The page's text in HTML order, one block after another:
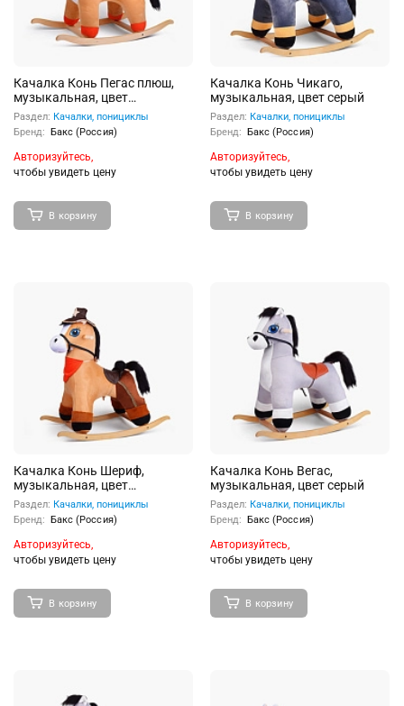
Качалка Конь Пегас плюш,
музыкальная, цвет
коричневый
Раздел: Качалки, понициклы
Бренд: Бакс (Россия)
Авторизуйтесь,
чтобы увидеть цену
В корзину
Качалка Конь Чикаго,
музыкальная, цвет серый
Раздел: Качалки, понициклы
Бренд: Бакс (Россия)
Авторизуйтесь,
чтобы увидеть цену
В корзину
Качалка Конь Шериф,
музыкальная, цвет
коричневый
Раздел: Качалки, понициклы
Бренд: Бакс (Россия)
Авторизуйтесь,
чтобы увидеть цену
В корзину
Качалка Конь Вегас,
музыкальная, цвет серый
Раздел: Качалки, понициклы
Бренд: Бакс (Россия)
Авторизуйтесь,
чтобы увидеть цену
В корзину